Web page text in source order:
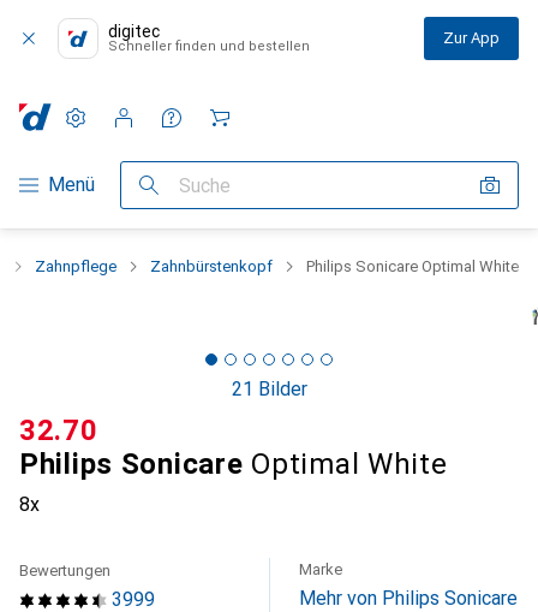
digitec
Schneller finden und bestellen Zur App
Navigation nach Kategorien
Menü Suche
Einstellungen
Kundenkonto
Vergleichslisten
Merklisten
Warenkorb
Zahnpflege Zahnbürstenkopf Philips Sonicare Optimal White
21 Bilder
Philips Sonicare Optimal White
8x
CHF
32.70
3999
Bewertungen Marke
Mehr von Philips Sonicare